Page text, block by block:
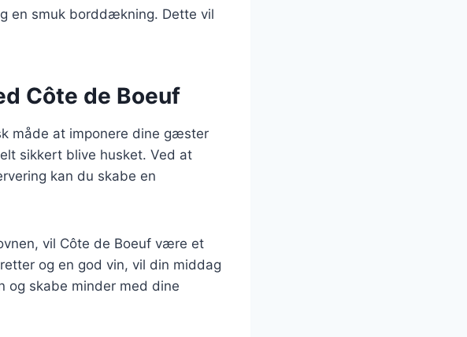
en smuk borddækning. Dette vil
Côte de Boeuf
måde at imponere dine gæster
sikkert blive husket. Ved at
kan du skabe en
vil Côte de Boeuf være et
og en god vin, vil din middag
og skabe minder med dine